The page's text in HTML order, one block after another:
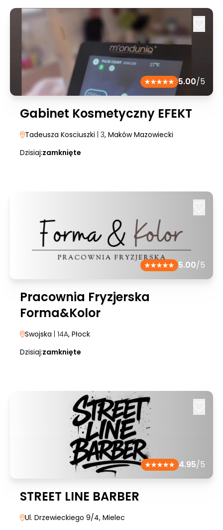
5.00/5
Gabinet Kosmetyczny EFEKT
Tadeusza Kosciuszki | 3, Maków Mazowiecki
Dzisiaj:zamknięte
5.00/5
Pracownia Fryzjerska
Forma&Kolor
Swojska | 14A, Płock
Dzisiaj:zamknięte
4.95/5
STREET LINE BARBER
Ul. Drzewieckiego 9/4, Mielec